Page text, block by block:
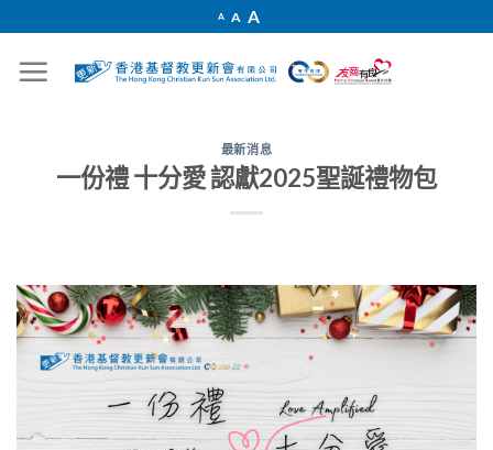
content
ADecrease
size.
AReset
size.
AIncrease
font
size.
最新消息
一份禮 十分愛 認獻2025聖誕禮物包